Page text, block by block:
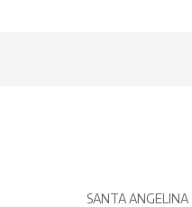
SANTA ANGELINA